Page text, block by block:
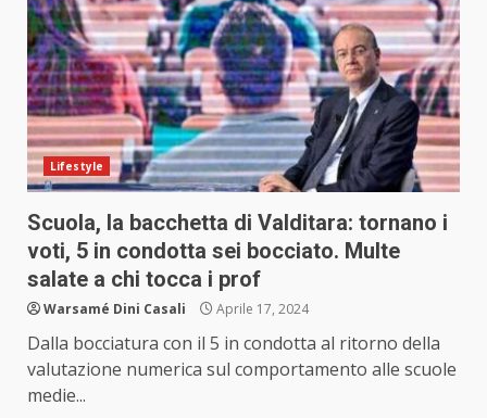
Lifestyle
Scuola, la bacchetta di Valditara: tornano i
voti, 5 in condotta sei bocciato. Multe
salate a chi tocca i prof
Warsamé Dini Casali Aprile 17, 2024
Dalla bocciatura con il 5 in condotta al ritorno della
valutazione numerica sul comportamento alle scuole
medie...